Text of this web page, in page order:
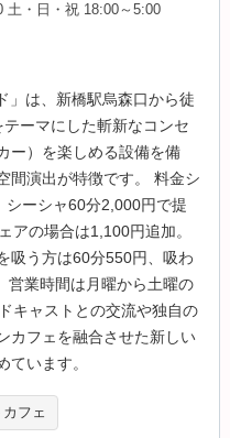
土・日・祝 18:00～5:00
」は、新橋駅烏森口から徒
ーマにした斬新なコンセ
ー）を楽しめる設備を備
間演出が特徴です。 料金シ
シーシャ60分2,000円で提
アの場合は1,100円追加。
吸う方は60分550円、吸わ
営業時間は月曜から土曜の
キャストとの交流や独自の
カフェを融合させた新しい
ています。
フェ